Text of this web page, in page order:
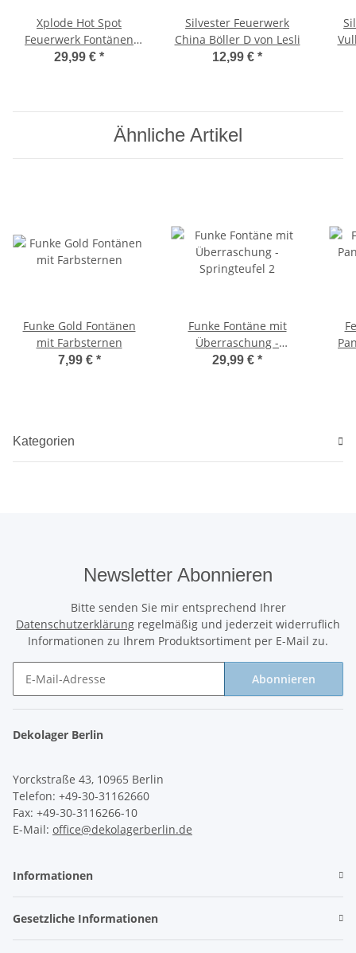
Xplode Hot Spot
Feuerwerk Fontänen
Batterie mit Feuertöpfen
29,99 € *
Silvester Feuerwerk
China Böller D von Lesli
12,99 € *
Ähnliche Artikel
Funke Gold Fontänen
mit Farbsternen
7,99 € *
Funke Fontäne mit
Überraschung -
Springteufel 2
29,99 € *
Kategorien
Newsletter Abonnieren
Bitte senden Sie mir entsprechend Ihrer
Datenschutzerklärung regelmäßig und jederzeit widerruflich
Informationen zu Ihrem Produktsortiment per E-Mail zu.
Abonnieren
Dekolager Berlin
Yorckstraße 43, 10965 Berlin
Telefon: +49-30-31162660
Fax: +49-30-3116266-10
E-Mail: office@dekolagerberlin.de
Informationen
Gesetzliche Informationen